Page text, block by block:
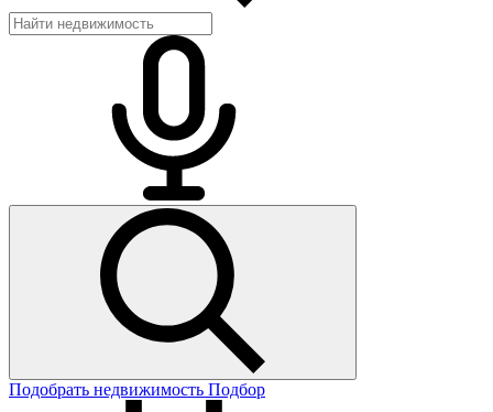
Подобрать недвижимость Подбор